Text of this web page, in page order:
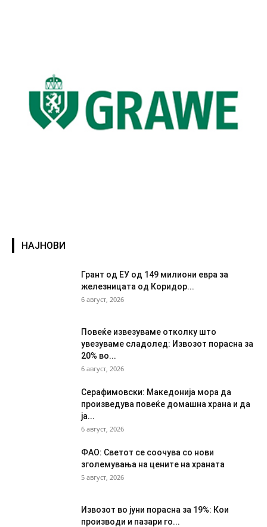
НАЈНОВИ
Грант од ЕУ од 149 милиони евра за
железницата од Коридор...
6 август, 2026
Повеќе извезуваме отколку што
увезуваме сладолед: Извозот порасна за
20% во...
6 август, 2026
Серафимовски: Македонија мора да
произведува повеќе домашна храна и да
ја...
6 август, 2026
ФАО: Светот се соочува со нови
зголемувања на цените на храната
5 август, 2026
Извозот во јуни порасна за 19%: Кои
производи и пазари го...